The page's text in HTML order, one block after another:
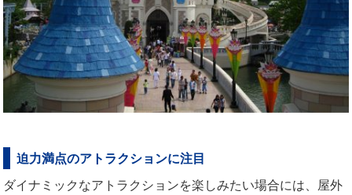
迫力満点のアトラクションに注目
ダイナミックなアトラクションを楽しみたい場合には、屋外